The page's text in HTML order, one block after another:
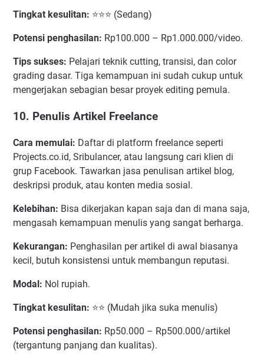
Tingkat kesulitan: ⭐⭐⭐ (Sedang)
Potensi penghasilan: Rp100.000 – Rp1.000.000/video.
Tips sukses: Pelajari teknik cutting, transisi, dan color
grading dasar. Tiga kemampuan ini sudah cukup untuk
mengerjakan sebagian besar proyek editing pemula.
10. Penulis Artikel Freelance
Cara memulai: Daftar di platform freelance seperti
Projects.co.id, Sribulancer, atau langsung cari klien di
grup Facebook. Tawarkan jasa penulisan artikel blog,
deskripsi produk, atau konten media sosial.
Kelebihan: Bisa dikerjakan kapan saja dan di mana saja,
mengasah kemampuan menulis yang sangat berharga.
Kekurangan: Penghasilan per artikel di awal biasanya
kecil, butuh konsistensi untuk membangun reputasi.
Modal: Nol rupiah.
Tingkat kesulitan: ⭐⭐ (Mudah jika suka menulis)
Potensi penghasilan: Rp50.000 – Rp500.000/artikel
(tergantung panjang dan kualitas).